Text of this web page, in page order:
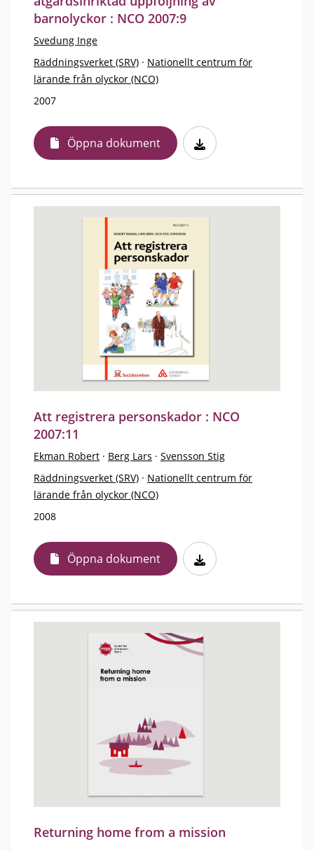
barnolyckor : NCO 2007:9
Svedung Inge
Räddningsverket (SRV) · Nationellt centrum för
lärande från olyckor (NCO)
2007
Öppna dokument
Att registrera personskador : NCO
2007:11
Ekman Robert · Berg Lars · Svensson Stig
Räddningsverket (SRV) · Nationellt centrum för
lärande från olyckor (NCO)
2008
Öppna dokument
Returning home from a mission